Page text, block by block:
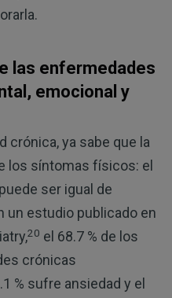
las enfermedades
emocional y
crónica, ya sabe que la
los síntomas físicos: el
ser igual de
un estudio publicado en
20 el 68.7 % de los
crónicas
% sufre ansiedad y el